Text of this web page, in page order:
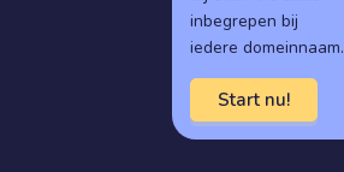
inbegrepen bij
iedere domeinnaam.
Start nu!